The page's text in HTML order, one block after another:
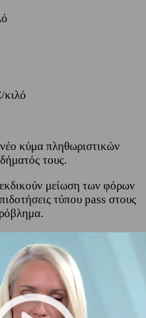
κύμα πληθωριστικών
τους.
μείωση των φόρων
τύπου pass στους